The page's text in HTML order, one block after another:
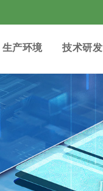
生产环境 技术研发